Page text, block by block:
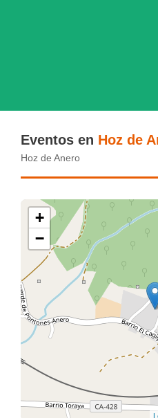
Eventos en Hoz de
Hoz de Anero
+
−